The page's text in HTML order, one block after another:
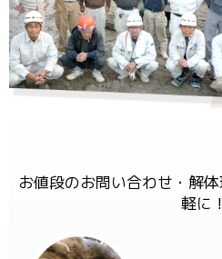
お値段のお問い合わせ・解
軽に！